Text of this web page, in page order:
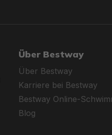
Über Bestway
Über Bestway
Karriere bei Bestway
Bestway Online-
Blog